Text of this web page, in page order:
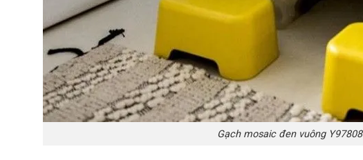
Gạch mosaic đen vuông Y97808